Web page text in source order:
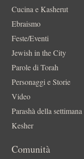
Cucina e Kasherut
Ebraismo
Feste/Eventi
Jewish in the City
Parole di Torah
Personaggi e Storie
Video
Parashà della settimana
Kesher
Comunità